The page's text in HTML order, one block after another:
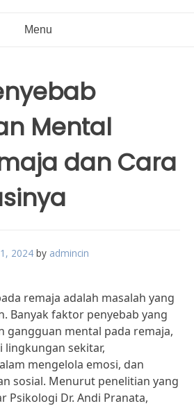
Menu
Mental
dan Cara
2024 by admincin
remaja adalah masalah yang
Banyak faktor penyebab yang
gangguan mental pada remaja,
sekitar,
mengelola emosi, dan
sosial. Menurut penelitian yang
Psikologi Dr. Andi Pranata,